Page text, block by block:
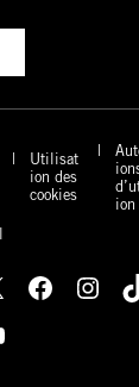
Utilisat
ion des
cookies
ion
Facebook Instagram TikTok